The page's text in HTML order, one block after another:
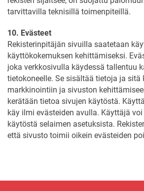
tarvittavilla teknisillä toimenpiteillä.
10. Evästeet
Rekisterinpitäjän sivuilla saatetaan
käyttökokemuksen kehittämiseksi.
joka verkkosivulla käydessä tallentuu
tietokoneelle. Se sisältää tietoja ja sitä
markkinointiin ja sivuston
kerätään tietoa sivujen käytöstä.
käy ilmi evästeiden avulla. Käyttäjä
käytöstä selaimen asetuksista.
että sivusto toimii oikein evästeiden